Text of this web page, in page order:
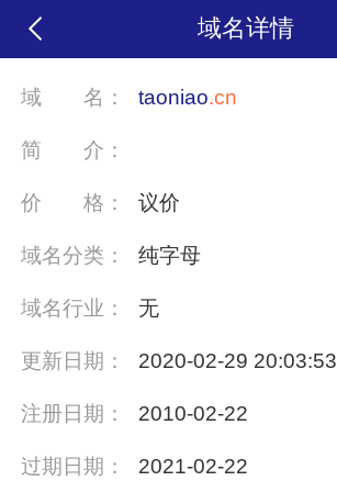
域名详情
域名： taoniao.cn
简 介：
价格： 议价
域名分类： 纯字母
域名行业： 无
更新日期： 2020-02-29
注册日期： 2010-02-22
过期日期： 2021-02-22